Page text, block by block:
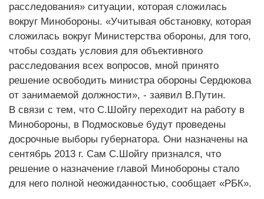
расследования» ситуации, которая сложилась
вокруг Минобороны. «Учитывая обстановку, которая
сложилась вокруг Министерства обороны, для того,
чтобы создать условия для объективного
расследования всех вопросов, мной принято
решение освободить министра обороны Сердюкова
от занимаемой должности», - заявил В.Путин.
В связи с тем, что С.Шойгу переходит на работу в
Минобороны, в Подмосковье будут проведены
досрочные выборы губернатора. Они назначены на
сентябрь 2013 г. Сам С.Шойгу признался, что
решение о назначение главой Минобороны стало
для него полной неожиданностью, сообщает «РБК».